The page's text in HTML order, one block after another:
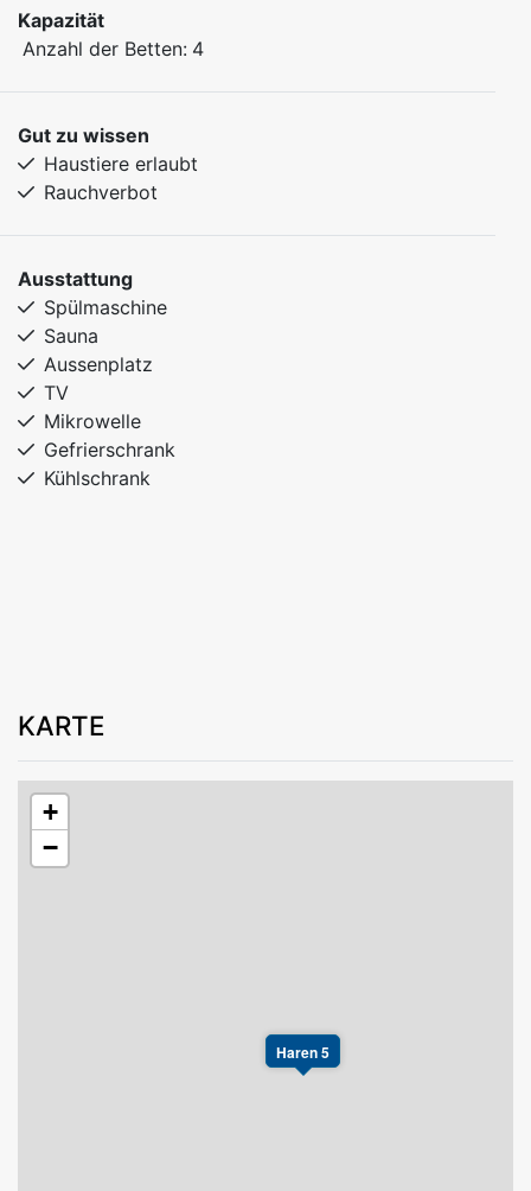
Kapazität
Anzahl der Betten: 4
Gut zu wissen
Haustiere erlaubt
Rauchverbot
Ausstattung
Spülmaschine
Sauna
Aussenplatz
TV
Mikrowelle
Gefrierschrank
Kühlschrank
KARTE
Haren 5
+
−